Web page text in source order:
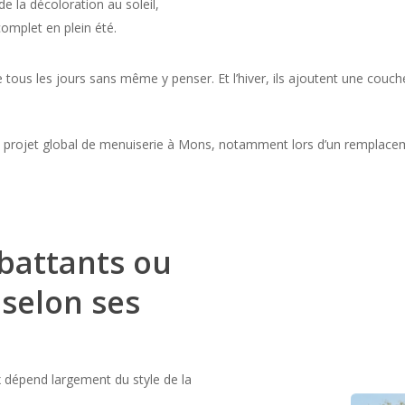
la décoloration au soleil,
en plein été.
tous les jours sans même y penser. Et l’hiver, ils ajoutent une
global de menuiserie à Mons, notamment lors d’un
ou
ses
largement du style de la